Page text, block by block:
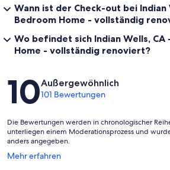
Wann ist der Check-out bei Indian
Bedroom Home - vollständig
Wo befindet sich Indian Wells, CA
Home - vollständig renoviert?
Bewertungen
10Außergewöhnlich
101 Bewertungen
Die Bewertungen werden in chronologischer
unterliegen einem Moderationsprozess und
anders angegeben.
Mehr erfahren
Wird